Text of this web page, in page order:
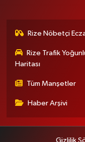
Rize Nöbetçi
Rize Trafik
Haritası
Tüm Manşetler
Haber Arşivi
Gizlilik